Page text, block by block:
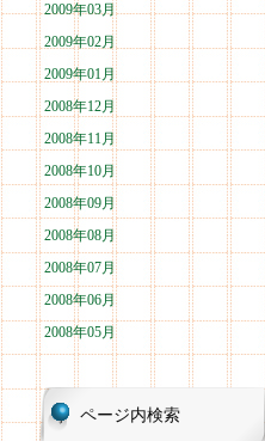
2009年03月
2009年02月
2009年01月
2008年12月
2008年11月
2008年10月
2008年09月
2008年08月
2008年07月
2008年06月
2008年05月
ページ内検索